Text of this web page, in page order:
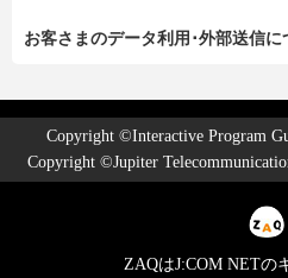
お客さまのデータ利用･外部送信に
Copyright ©Interactive Program
Copyright ©Jupiter
ZAQはJ:COM NETの